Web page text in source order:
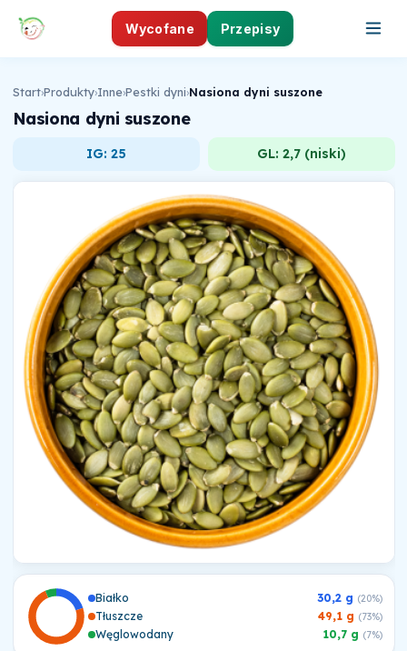
Wycofane Przepisy
Start›Produkty›Inne›Pestki dyni›Nasiona dyni suszone
Nasiona dyni suszone
IG: 25 GL: 2,7 (niski)
Białko 30,2 g (20%)
Tłuszcze 49,1 g (73%)
Węglowodany 10,7 g (7%)